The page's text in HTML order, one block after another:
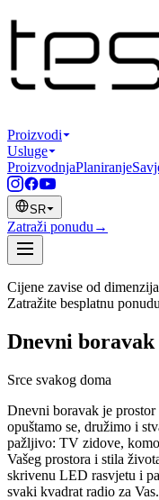
Proizvodi
Usluge
ProizvodnjaPlaniranje
SR
Zatraži ponudu →
Cijene zavise od
Zatražite besplatnu
Dnevni
Srce svakog doma
Dnevni boravak je
opuštamo se, družimo i
pažljivo: TV zidove,
Vašeg prostora i stila
skrivenu LED rasvjetu i
svaki kvadrat radio za Vas.